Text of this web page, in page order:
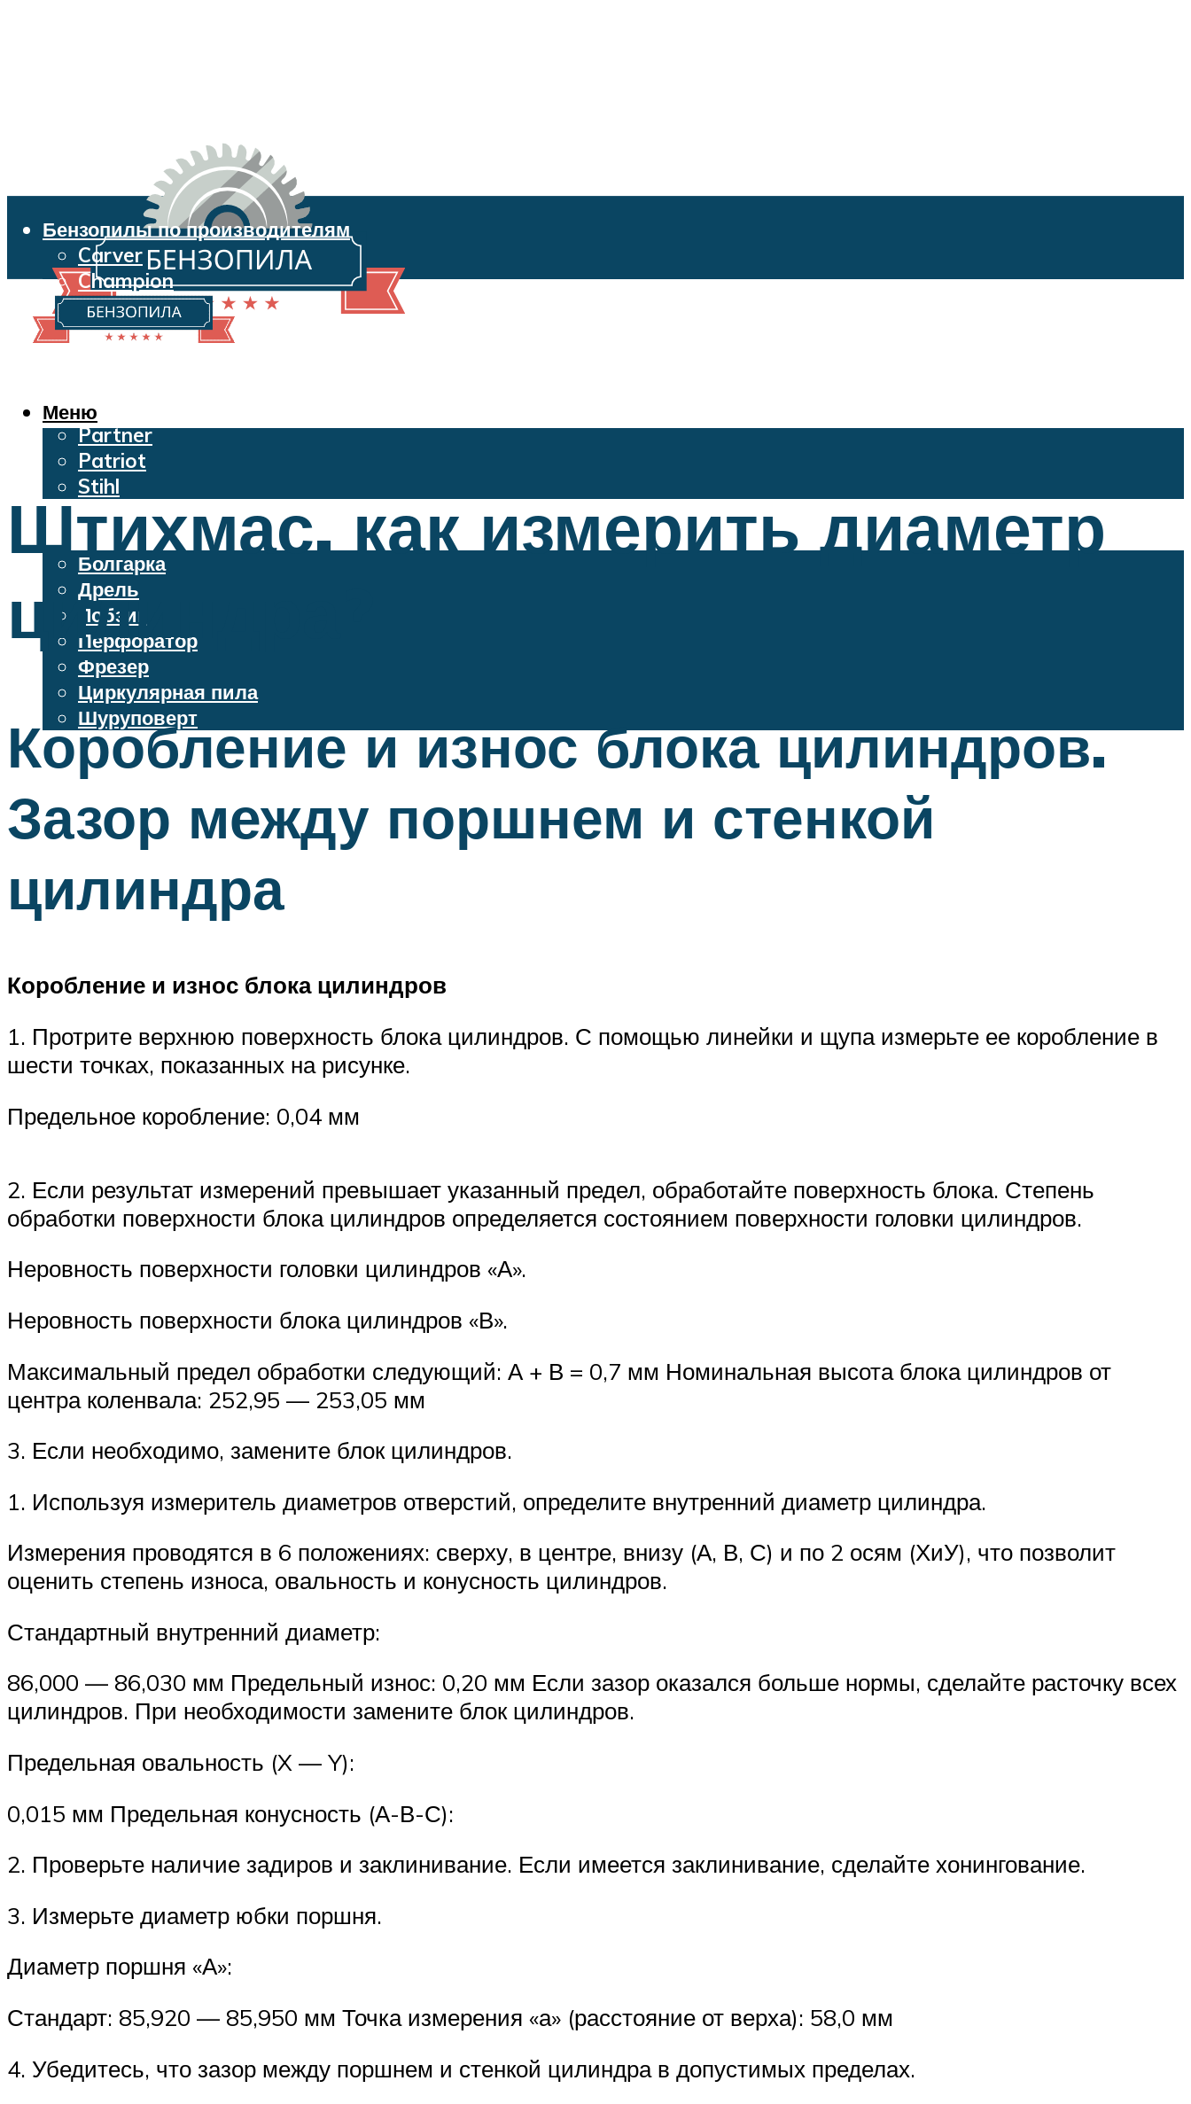
Бензопилы по производителям
Carver
Champion
Echo
Husqvarna
Oleo-Mac
Partner
Patriot
Stihl
Бензопилы
Электроинструменты
Болгарка
Дрель
Лобзик
Перфоратор
Фрезер
Циркулярная пила
Шуруповерт
Меню
Меню
Штихмас. как измерить диаметр
цилиндра?
Коробление и износ блока цилиндров.
Зазор между поршнем и стенкой
цилиндра
Коробление и износ блока цилиндров
1. Протрите верхнюю поверхность блока цилиндров. С помощью линейки и щупа измерьте ее коробление в
шести точках, показанных на рисунке.
Предельное коробление: 0,04 мм
2. Если результат измерений превышает указанный предел, обработайте поверхность блока. Степень
обработки поверхности блока цилиндров определяется состоянием поверхности головки цилиндров.
Неровность поверхности головки цилиндров «А».
Неровность поверхности блока цилиндров «В».
Максимальный предел обработки следующий: А + В = 0,7 мм Номинальная высота блока цилиндров от
центра коленвала: 252,95 — 253,05 мм
3. Если необходимо, замените блок цилиндров.
1. Используя измеритель диаметров отверстий, определите внутренний диаметр цилиндра.
Измерения проводятся в 6 положениях: сверху, в центре, внизу (А, В, С) и по 2 осям (ХиУ), что позволит
оценить степень износа, овальность и конусность цилиндров.
Стандартный внутренний диаметр:
86,000 — 86,030 мм Предельный износ: 0,20 мм Если зазор оказался больше нормы, сделайте расточку всех
цилиндров. При необходимости замените блок цилиндров.
Предельная овальность (X — Y):
0,015 мм Предельная конусность (А-В-С):
2. Проверьте наличие задиров и заклинивание. Если имеется заклинивание, сделайте хонингование.
3. Измерьте диаметр юбки поршня.
Диаметр поршня «А»:
Стандарт: 85,920 — 85,950 мм Точка измерения «а» (расстояние от верха): 58,0 мм
4. Убедитесь, что зазор между поршнем и стенкой цилиндра в допустимых пределах.